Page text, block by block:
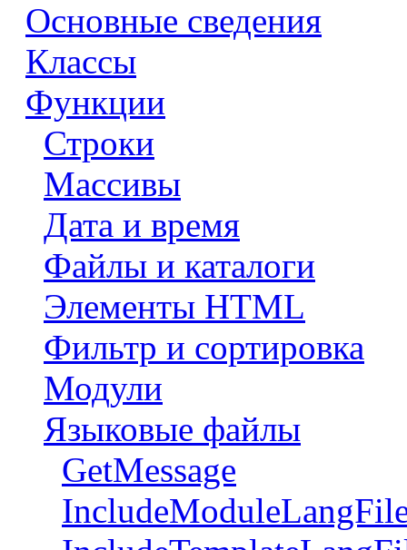
Основные сведения
Классы
Функции
Строки
Массивы
Дата и время
Файлы и каталоги
Элементы HTML
Фильтр и сортировка
Модули
Языковые файлы
GetMessage